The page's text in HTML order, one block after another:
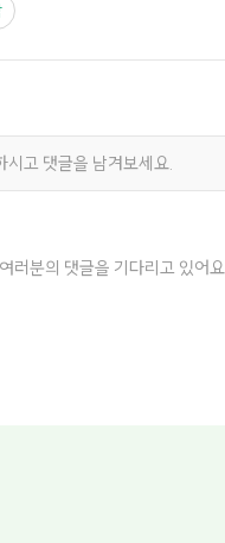
시고 댓글을 남겨보세요.
여러분의 댓글을 기다리고 있어